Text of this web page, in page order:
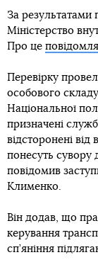
За результатами
Міністерство
Про це
Перевірку
особового
Національної
призначені
відсторонені
понесуть сувору
повідомив
Клименко.
Він додав, що
керування
сп’яніння